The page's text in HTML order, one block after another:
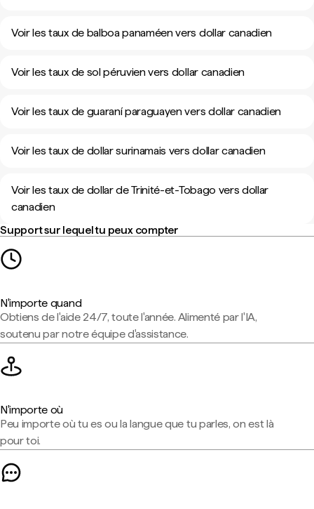
Voir les taux de balboa panaméen vers dollar canadien
Voir les taux de sol péruvien vers dollar canadien
Voir les taux de guaraní paraguayen vers dollar canadien
Voir les taux de dollar surinamais vers dollar canadien
Voir les taux de dollar de Trinité-et-Tobago vers dollar
canadien
Support sur lequel tu peux compter
N'importe quand
Obtiens de l'aide 24/7, toute l'année. Alimenté par l'IA,
soutenu par notre équipe d'assistance.
N'importe où
Peu importe où tu es ou la langue que tu parles, on est là
pour toi.